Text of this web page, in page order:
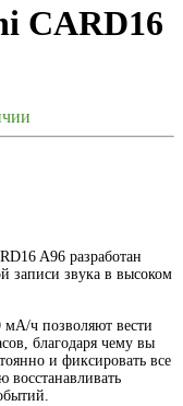
CARD16
A96 разработан
записи звука в высоком
мА/ч позволяют вести
благодаря чему вы
и фиксировать все
восстанавливать